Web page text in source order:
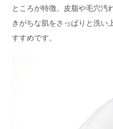
ところが特徴。皮脂や毛穴汚
きがちな肌をさっぱりと洗い
すすめです。